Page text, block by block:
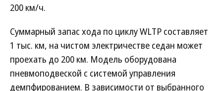
200 км/ч.
Суммарный запас хода по циклу WLTP составляет
1 тыс. км, на чистом электричестве седан может
проехать до 200 км. Модель оборудована
пневмоподвеской с системой управления
демпфированием. В зависимости от выбранного